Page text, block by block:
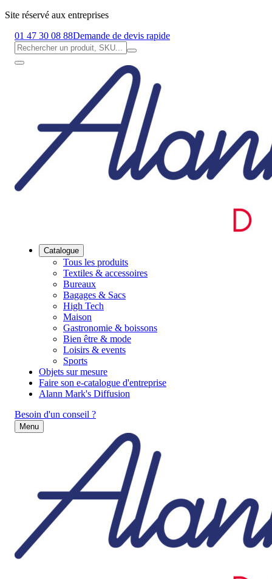
Site réservé aux entreprises
01 47 30 08 88Demande de devis rapide
Catalogue
Tous les produits
Textiles & accessoires
Bureaux
Bagages & Sacs
High Tech
Maison
Gastronomie & boissons
Bien être & mode
Loisirs & events
Sports
Objets sur mesure
Faire son e-catalogue d'entreprise
Alann Mark's Diffusion
Besoin d'un conseil ?
Menu